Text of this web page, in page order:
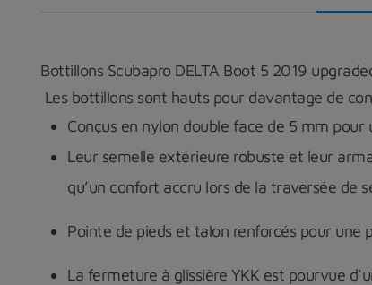
Bottillons Scubapro DELTA Boot 5 2019
Les bottillons sont hauts pour davantage de
Conçus en nylon double face de 5 mm
Leur semelle extérieure robuste et leur
qu’un confort accru lors de la traversée de
Pointe de pieds et talon renforcés pour une
La fermeture à glissière YKK est pourvue